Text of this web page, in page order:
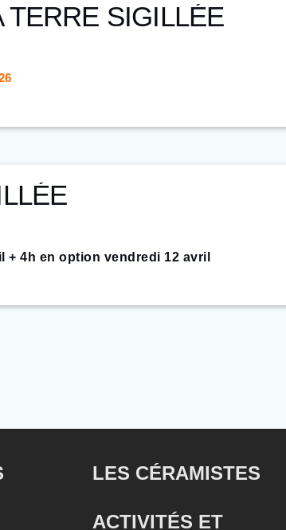
TERRE SIGILLÉE
+ 4h en option vendredi 12 avril
samedi de 9h à 13h et de 14h à 17h +4h
LES CÉRAMISTES
ACTIVITÉS ET